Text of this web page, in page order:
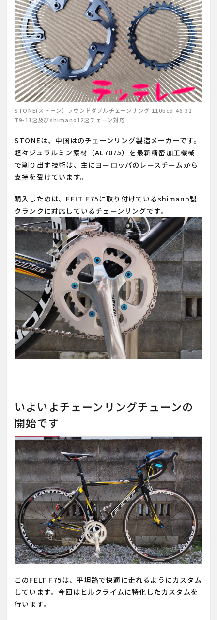
STONE(ストーン）ラウンドダブルチェーンリング 110bcd 46-32
T9-11速及びshimano12速チェーン対応
STONEは、中国はのチェーンリング製造メーカーです。
超々ジュラルミン素材（AL7075）を最新精密加工機械
で削り出す技術は、主にヨーロッパのレースチームから
支持を受けています。
購入したのは、FELT F75に取り付けているshimano製
クランクに対応しているチェーンリングです。
いよいよチェーンリングチューンの
開始です
このFELT F75は、平坦路で快適に走れるようにカスタム
しています。今回はヒルクライムに特化したカスタムを
行います。